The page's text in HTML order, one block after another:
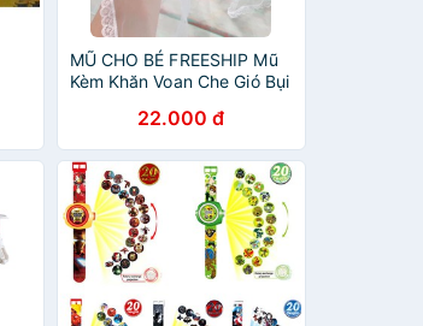
MŨ CHO BÉ FREESHIP Mũ
Kèm Khăn Voan Che Gió Bụi
22.000 đ